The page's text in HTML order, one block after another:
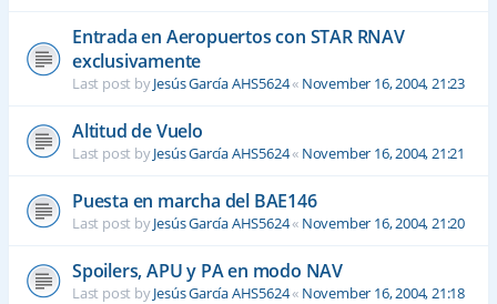
Entrada en Aeropuertos con STAR RNAV
exclusivamente
Last post byJesús García AHS5624« November 16, 2004, 21:23
Altitud de Vuelo
Last post byJesús García AHS5624« November 16, 2004, 21:21
Puesta en marcha del BAE146
Last post byJesús García AHS5624« November 16, 2004, 21:20
Spoilers, APU y PA en modo NAV
Last post byJesús García AHS5624« November 16, 2004, 21:18